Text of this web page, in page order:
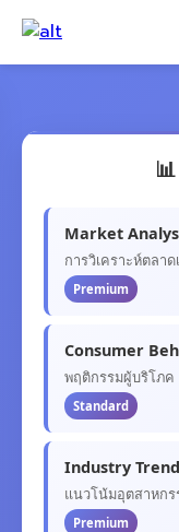
Market
การวิเคราะห์ตลาด
Premium
Consumer
พฤติกรรมผู้บริโภค
Standard
Industry
แนวโน้มอุตสาหกร
Premium